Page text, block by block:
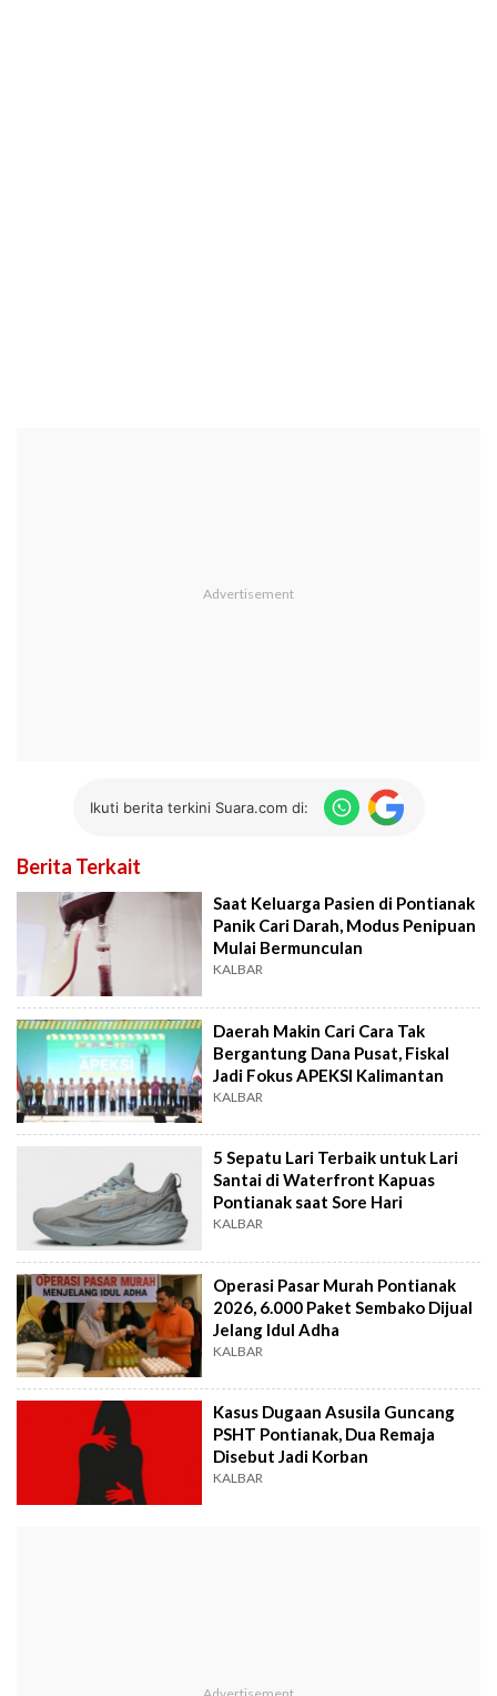
Ikuti berita terkini Suara.com di:
Berita Terkait
Saat Keluarga Pasien di Pontianak
Panik Cari Darah, Modus Penipuan
Mulai Bermunculan
KALBAR
Daerah Makin Cari Cara Tak
Bergantung Dana Pusat, Fiskal
Jadi Fokus APEKSI Kalimantan
KALBAR
5 Sepatu Lari Terbaik untuk Lari
Santai di Waterfront Kapuas
Pontianak saat Sore Hari
KALBAR
Operasi Pasar Murah Pontianak
2026, 6.000 Paket Sembako Dijual
Jelang Idul Adha
KALBAR
Kasus Dugaan Asusila Guncang
PSHT Pontianak, Dua Remaja
Disebut Jadi Korban
KALBAR